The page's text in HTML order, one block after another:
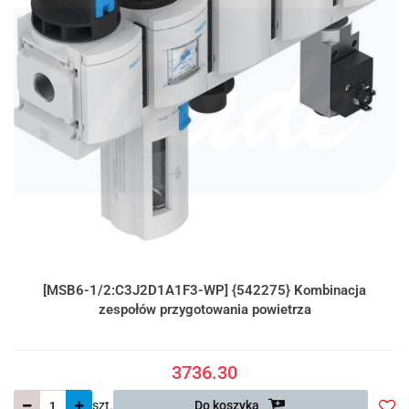
[MSB6-1/2:C3J2D1A1F3-WP] {542275} Kombinacja
zespołów przygotowania powietrza
3736.30
szt. Do koszyka